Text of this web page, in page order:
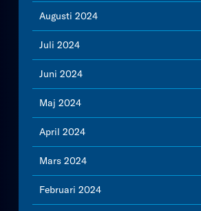
Augusti 2024
Juli 2024
Juni 2024
Maj 2024
April 2024
Mars 2024
Februari 2024